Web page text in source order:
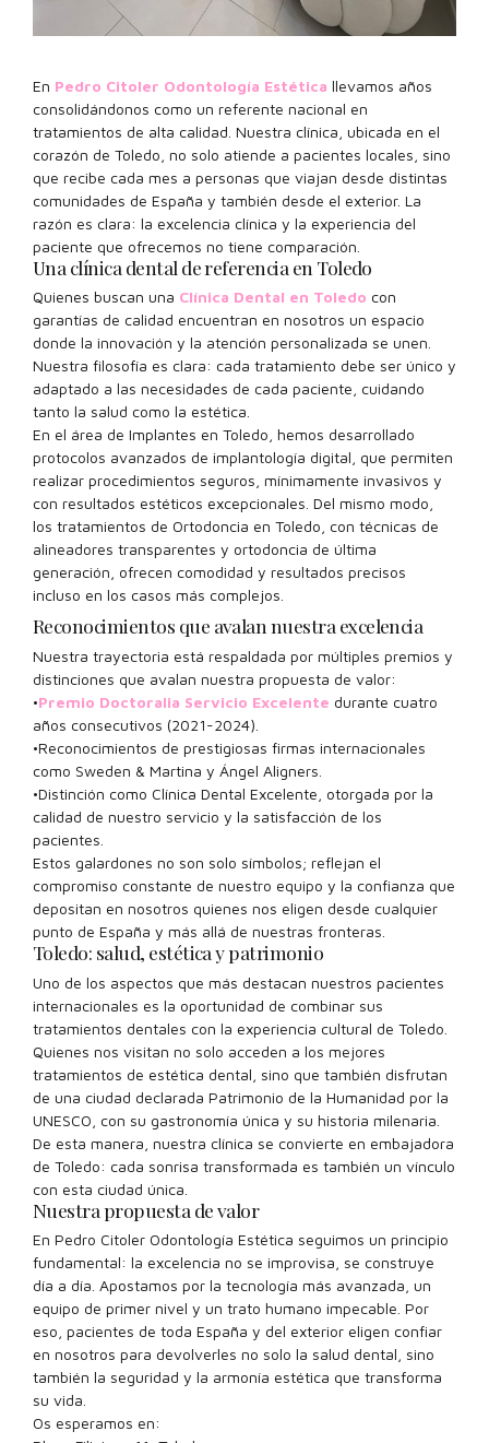
En Pedro Citoler Odontología Estética llevamos años
consolidándonos como un referente nacional en
tratamientos de alta calidad. Nuestra clínica, ubicada en el
corazón de Toledo, no solo atiende a pacientes locales, sino
que recibe cada mes a personas que viajan desde distintas
comunidades de España y también desde el exterior. La
razón es clara: la excelencia clínica y la experiencia del
paciente que ofrecemos no tiene comparación.
Una clínica dental de referencia en Toledo
Quienes buscan una Clínica Dental en Toledo con
garantías de calidad encuentran en nosotros un espacio
donde la innovación y la atención personalizada se unen.
Nuestra filosofía es clara: cada tratamiento debe ser único y
adaptado a las necesidades de cada paciente, cuidando
tanto la salud como la estética.
En el área de Implantes en Toledo, hemos desarrollado
protocolos avanzados de implantología digital, que permiten
realizar procedimientos seguros, mínimamente invasivos y
con resultados estéticos excepcionales. Del mismo modo,
los tratamientos de Ortodoncia en Toledo, con técnicas de
alineadores transparentes y ortodoncia de última
generación, ofrecen comodidad y resultados precisos
incluso en los casos más complejos.
Reconocimientos que avalan nuestra excelencia
Nuestra trayectoria está respaldada por múltiples premios y
distinciones que avalan nuestra propuesta de valor:
•Premio Doctoralia Servicio Excelente durante cuatro
años consecutivos (2021-2024).
•Reconocimientos de prestigiosas firmas internacionales
como Sweden & Martina y Ángel Aligners.
•Distinción como Clínica Dental Excelente, otorgada por la
calidad de nuestro servicio y la satisfacción de los
pacientes.
Estos galardones no son solo símbolos; reflejan el
compromiso constante de nuestro equipo y la confianza que
depositan en nosotros quienes nos eligen desde cualquier
punto de España y más allá de nuestras fronteras.
Toledo: salud, estética y patrimonio
Uno de los aspectos que más destacan nuestros pacientes
internacionales es la oportunidad de combinar sus
tratamientos dentales con la experiencia cultural de Toledo.
Quienes nos visitan no solo acceden a los mejores
tratamientos de estética dental, sino que también disfrutan
de una ciudad declarada Patrimonio de la Humanidad por la
UNESCO, con su gastronomía única y su historia milenaria.
De esta manera, nuestra clínica se convierte en embajadora
de Toledo: cada sonrisa transformada es también un vínculo
con esta ciudad única.
Nuestra propuesta de valor
En Pedro Citoler Odontología Estética seguimos un principio
fundamental: la excelencia no se improvisa, se construye
día a día. Apostamos por la tecnología más avanzada, un
equipo de primer nivel y un trato humano impecable. Por
eso, pacientes de toda España y del exterior eligen confiar
en nosotros para devolverles no solo la salud dental, sino
también la seguridad y la armonía estética que transforma
su vida.
Os esperamos en: